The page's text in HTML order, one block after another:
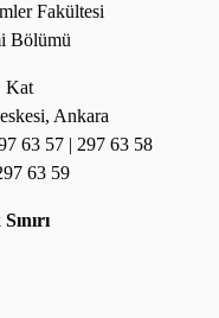
Fakültesi
Bölümü
Kat
Ankara
63 57 | 297 63 58
63 59